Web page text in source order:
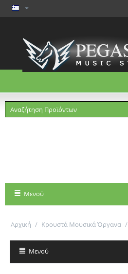
Μενού
Αρχική / Κρουστά Μουσικά Όργανα /
Μενού